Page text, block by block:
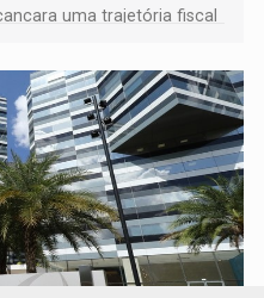
uma trajetória fiscal